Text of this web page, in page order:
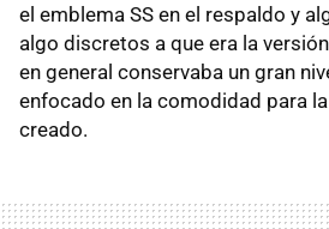
el emblema SS en el respaldo y
algo discretos a que era la
en general conservaba un gran
enfocado en la comodidad para
creado.